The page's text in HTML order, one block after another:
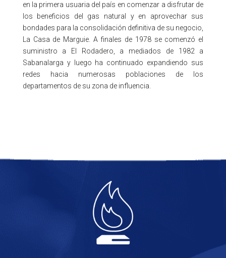
en la primera usuaria del país en comenzar a disfrutar de
los beneficios del gas natural y en aprovechar sus
bondades para la consolidación definitiva de su negocio,
La Casa de Marguie. A finales de 1978 se comenzó el
suministro a El Rodadero, a mediados de 1982 a
Sabanalarga y luego ha continuado expandiendo sus
redes hacia numerosas poblaciones de los
departamentos de su zona de influencia.